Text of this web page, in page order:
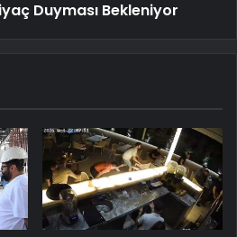
Duyması Bekleniyor